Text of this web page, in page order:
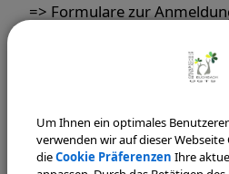
=> Formulare zur
Schulmanager (Dokumente)
Um Ihnen ein optimales
verwenden wir auf dieser Webseite
dieCookie Präferenzen Ihre